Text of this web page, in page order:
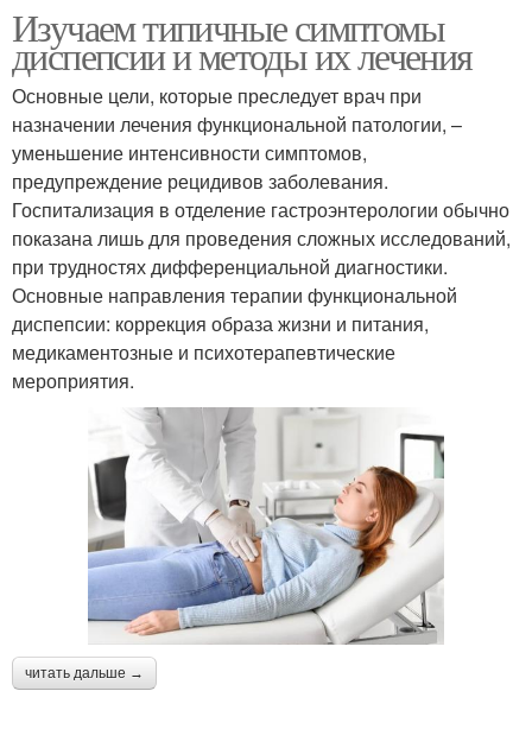
Изучаем типичные симптомы
диспепсии и методы их лечения
Основные цели, которые преследует врач при
назначении лечения функциональной патологии, –
уменьшение интенсивности симптомов,
предупреждение рецидивов заболевания.
Госпитализация в отделение гастроэнтерологии обычно
показана лишь для проведения сложных исследований,
при трудностях дифференциальной диагностики.
Основные направления терапии функциональной
диспепсии: коррекция образа жизни и питания,
медикаментозные и психотерапевтические
мероприятия.
читать дальше →